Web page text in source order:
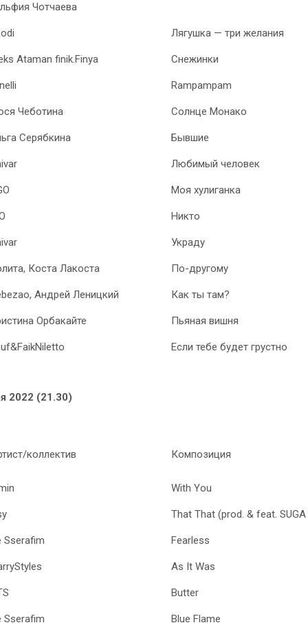
Чотчаева
Лягушка — три желания
Ataman finik.Finya Снежинки
Rampampam
Чеботина Солнце Монако
Серябкина Бывшие
Любимый человек
Моя хулиганка
Никто
Украду
Коста Лакоста По-другому
Андрей Леницкий Как ты там?
Орбакайте Пьяная вишня
Если тебе будет грустно
2022 (21.30)
коллектив Композиция
With You
That That (prod. & feat.
Sserafim Fearless
As It Was
Butter
Sserafim Blue Flame